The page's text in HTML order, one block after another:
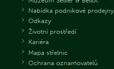
Nabídka podnikové prodejny
Odkazy
Životní prostředí
Kariéra
Mapa střelnic
Ochrana oznamovatelů